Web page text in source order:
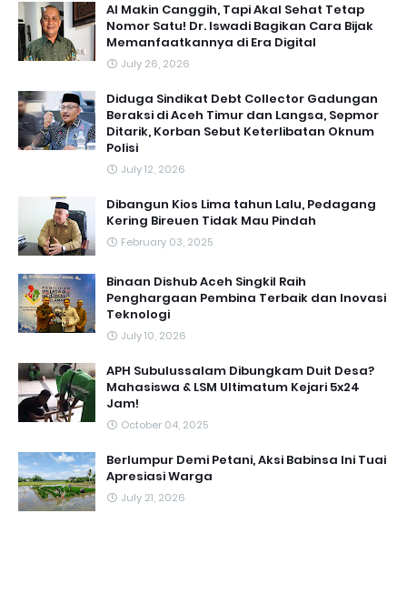
AI Makin Canggih, Tapi Akal Sehat Tetap
Nomor Satu! Dr. Iswadi Bagikan Cara Bijak
Memanfaatkannya di Era Digital
July 26, 2026
Diduga Sindikat Debt Collector Gadungan
Beraksi di Aceh Timur dan Langsa, Sepmor
Ditarik, Korban Sebut Keterlibatan Oknum
Polisi
July 12, 2026
Dibangun Kios Lima tahun Lalu, Pedagang
Kering Bireuen Tidak Mau Pindah
February 03, 2025
Binaan Dishub Aceh Singkil Raih
Penghargaan Pembina Terbaik dan Inovasi
Teknologi
July 10, 2026
APH Subulussalam Dibungkam Duit Desa?
Mahasiswa & LSM Ultimatum Kejari 5x24
Jam!
October 04, 2025
Berlumpur Demi Petani, Aksi Babinsa Ini Tuai
Apresiasi Warga
July 21, 2026